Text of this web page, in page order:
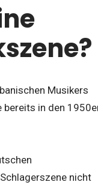
Musikers
bereits in den
nicht